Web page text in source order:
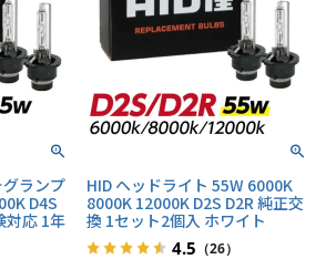
ランプ
D4S
対応 1年
HID ヘッドライト 55W 6000K
8000K 12000K D2S D2R 純正交
換 1セット2個入 ホワイト
4.5 （26）